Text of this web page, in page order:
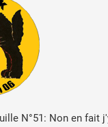
N°51: Non en fait